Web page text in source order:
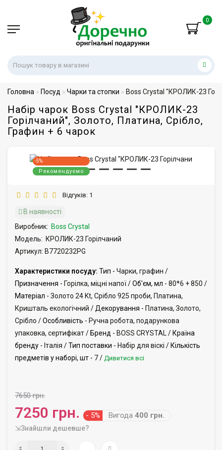
0
Головна Посуд Чарки та стопки Boss Crystal "КРОЛИК-23
Набір чарок Boss Crystal "КРОЛИК-23
Горілчаний", Золото, Платина, Срібло,
Графин + 6 чарок
-5%
Рекомендуємо
Відгуків: 1
В наявності
Виробник: Boss Crystal
Модель: КРОЛИК-23 Горілчаний
Артикул: B7720232PG
Характеристики посуду: Тип - Чарки, графин /
Призначення - Горілка, міцні напої /Об'єм, мл - 80*6 + 850 /
Матеріал - Золото 24 Kt, Срібло 925 проби, Платина,
Кришталь екологічний / Декорування - Платина, Золото,
Срібло /Особливість - Ручна робота, подарункова
упаковка, сертифікат / Бренд - BOSS CRYSTAL / Країна
бренду - Італія /Тип поставки - Набір для віскі / Кількість
предметів у наборі, шт - 7 / Дивитися всі
7650 грн.
7250 грн. - 5% Вигода 400 грн.
⇲Знайшли дешевше?